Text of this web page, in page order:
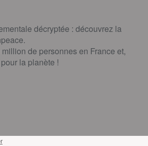
décryptée : découvrez la
de personnes en France et,
la planète !